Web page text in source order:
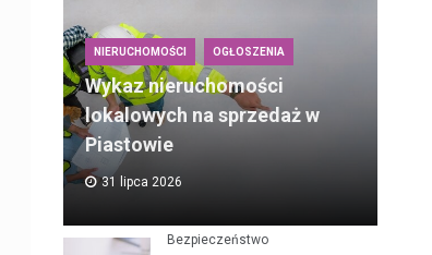
NIERUCHOMOŚCI OGŁOSZENIA
Wykaz nieruchomości
lokalowych na sprzedaż w
Piastowie
31 lipca 2026
Bezpieczeństwo